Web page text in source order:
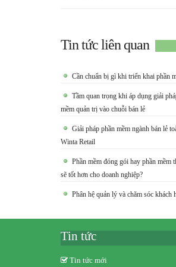
Tin tức liên quan
Cần chuẩn bị gì khi triển khai phần
Tầm quan trọng khi áp dụng giải
mềm quản trị vào chuỗi bán lẻ
Giải pháp phần mềm ngành bán lẻ
Winta Retail
Phần mềm đóng gói hay phần mềm
sẽ tốt hơn cho doanh nghiệp?
Phân hệ quản lý và chăm sóc khách
Tin tức
Tin tức mới